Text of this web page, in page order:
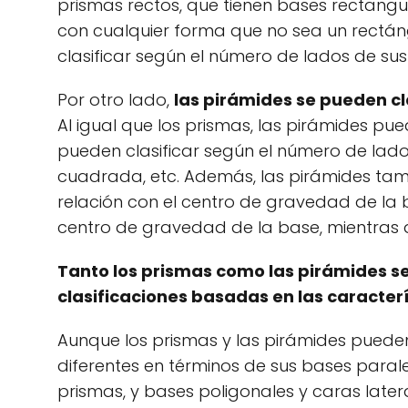
prismas rectos, que tienen bases
con cualquier forma que no sea un
clasificar según el número de lados de
Por otro lado, las pirámides se pueden
Al igual que los prismas, las pirámides
pueden clasificar según el número de
cuadrada, etc. Además, las pirámides
relación con el centro de gravedad de la
centro de gravedad de la base, mientras
Tanto los prismas como las pirámides
clasificaciones basadas en las
Aunque los prismas y las pirámides
diferentes en términos de sus bases
prismas, y bases poligonales y caras